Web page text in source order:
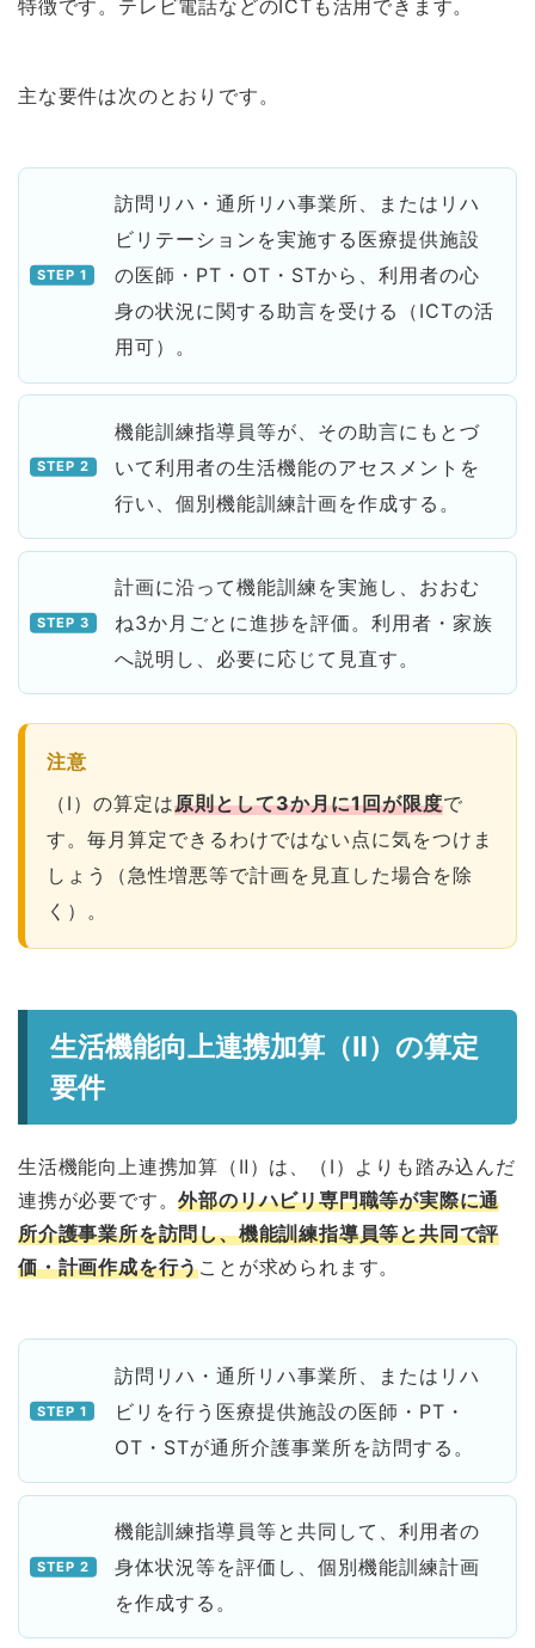
特徴です。テレビ電話などのICTも活用できます。
主な要件は次のとおりです。
訪問リハ・通所リハ事業所、またはリハ
ビリテーションを実施する医療提供施設
の医師・PT・OT・STから、利用者の心
身の状況に関する助言を受ける（ICTの活
用可）。
機能訓練指導員等が、その助言にもとづ
いて利用者の生活機能のアセスメントを
行い、個別機能訓練計画を作成する。
計画に沿って機能訓練を実施し、おおむ
ね3か月ごとに進捗を評価。利用者・家族
へ説明し、必要に応じて見直す。
注意
（Ⅰ）の算定は原則として3か月に1回が限度で
す。毎月算定できるわけではない点に気をつけま
しょう（急性増悪等で計画を見直した場合を除
く）。
生活機能向上連携加算（Ⅱ）の算定
要件
生活機能向上連携加算（Ⅱ）は、（Ⅰ）よりも踏み込んだ
連携が必要です。外部のリハビリ専門職等が実際に通
所介護事業所を訪問し、機能訓練指導員等と共同で評
価・計画作成を行うことが求められます。
訪問リハ・通所リハ事業所、またはリハ
ビリを行う医療提供施設の医師・PT・
OT・STが通所介護事業所を訪問する。
機能訓練指導員等と共同して、利用者の
身体状況等を評価し、個別機能訓練計画
を作成する。